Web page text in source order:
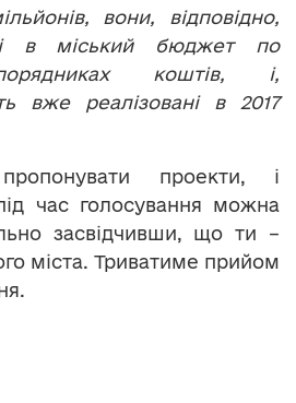
вони, відповідно,
в міський бюджет по
коштів, і,
вже реалізовані в 2017
проекти, і
час голосування можна
засвідчивши, що ти –
міста. Триватиме прийом